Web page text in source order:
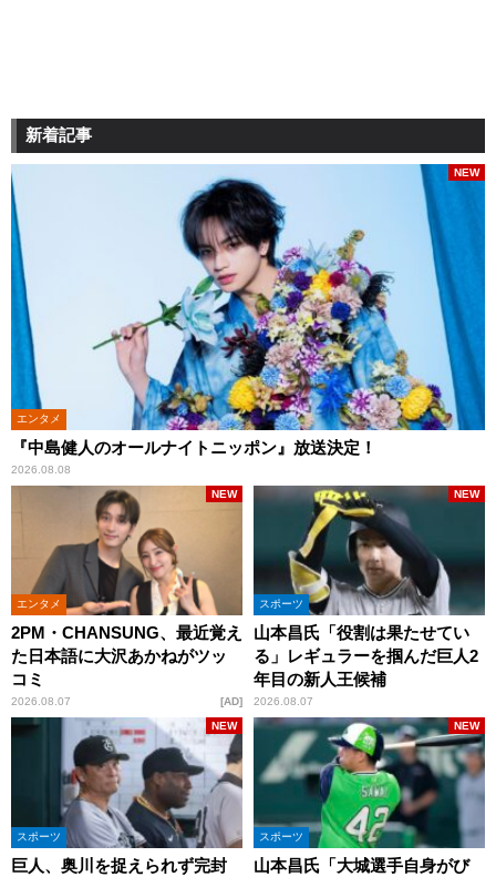
新着記事
エンタメ
『中島健人のオールナイトニッポン』放送決定！
2026.08.08
NEW
エンタメ
2PM・CHANSUNG、最近覚え
た日本語に大沢あかねがツッ
コミ
2026.08.07
NEW
AD
スポーツ
山本昌氏「役割は果たせてい
る」レギュラーを掴んだ巨人2
年目の新人王候補
2026.08.07
NEW
スポーツ
巨人、奥川を捉えられず完封
NEW
スポーツ
山本昌氏「大城選手自身がび
NEW